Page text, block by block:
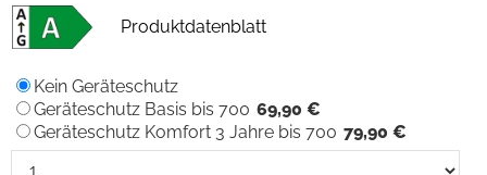
Produktdatenblatt
Kein Geräteschutz
Geräteschutz Basis bis 700 69,90 €
Geräteschutz Komfort 3 Jahre bis 700 79,90 €